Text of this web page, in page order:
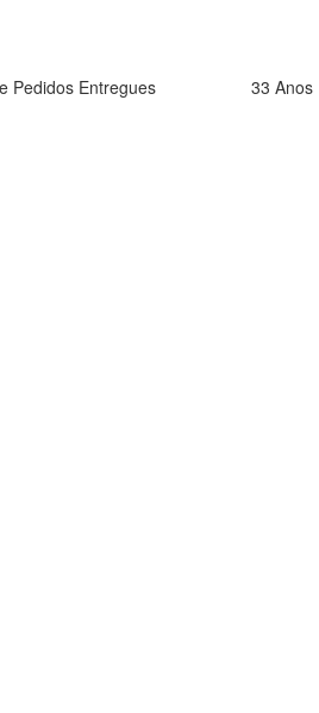
Pedidos Entregues 33 Anos